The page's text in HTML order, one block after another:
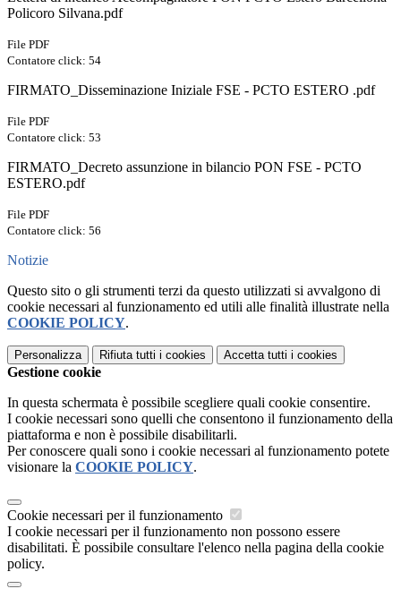
Policoro Silvana.pdf
File PDF
Contatore click: 54
FIRMATO_Disseminazione Iniziale FSE - PCTO ESTERO .pdf
File PDF
Contatore click: 53
FIRMATO_Decreto assunzione in bilancio PON FSE - PCTO
ESTERO.pdf
File PDF
Contatore click: 56
Notizie
Questo sito o gli strumenti terzi da questo utilizzati si avvalgono di
cookie necessari al funzionamento ed utili alle finalità illustrate nella
COOKIE POLICY.
Personalizza Rifiuta tutti i cookies Accetta tutti i cookies
Gestione cookie
In questa schermata è possibile scegliere quali cookie consentire.
I cookie necessari sono quelli che consentono il funzionamento della
piattaforma e non è possibile disabilitarli.
Per conoscere quali sono i cookie necessari al funzionamento potete
visionare la COOKIE POLICY.
Cookie necessari per il funzionamento
I cookie necessari per il funzionamento non possono essere
disabilitati. È possibile consultare l'elenco nella pagina della cookie
policy.